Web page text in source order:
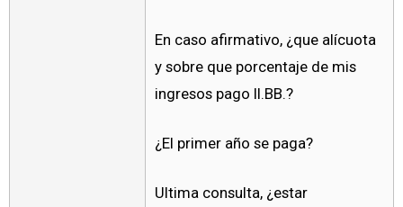
En caso afirmativo, ¿que alícuota
y sobre que porcentaje de mis
ingresos pago II.BB.?
¿El primer año se paga?
Ultima consulta, ¿estar